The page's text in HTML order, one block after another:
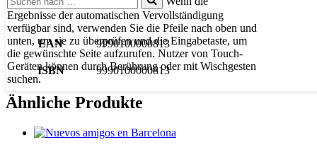
nach …
Ergebnisse der automatischen Vervollständigung
verfügbar sind, verwenden Sie die Pfeile nach oben und
unten, um sie zu überprüfen und die Eingabetaste, um
die gewünschte Seite aufzurufen. Nutzer von Touch-
Geräten können durch Berührung oder mit Wischgesten
suchen.
Seiten
EAN 9990100000813
ISBN 9990100000813
Ähnliche Produkte